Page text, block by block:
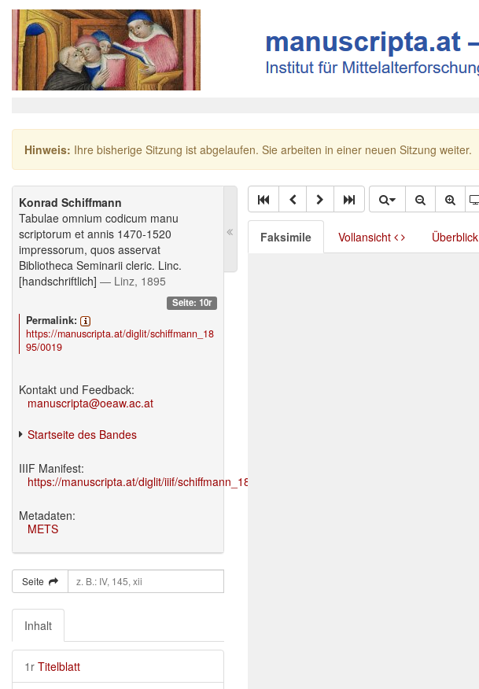
Hinweis: Ihre bisherige Sitzung ist abgelaufen. Sie arbeiten in einer neuen Sitzung weiter.
Konrad Schiffmann
Tabulae omnium codicum manu
scriptorum et annis 1470-1520
impressorum, quos asservat
Bibliotheca Seminarii cleric. Linc.
[handschriftlich] — Linz, 1895
Seite: 10r
Permalink:
https://manuscripta.at/diglit/schiffmann_18
95/0019
Kontakt und Feedback:
manuscripta@oeaw.ac.at
Startseite des Bandes
IIIF Manifest:
https://manuscripta.at/diglit/iiif/schiffmann_1895/manifest.json
Metadaten:
METS
Seite
Inhalt
1r Titelblatt
Faksimile Vollansicht Überblick